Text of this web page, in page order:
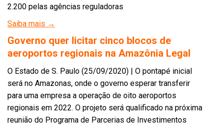
2.200 pelas agências reguladoras
Saiba mais →
Governo quer licitar cinco blocos de
aeroportos regionais na Amazônia Legal
O Estado de S. Paulo (25/09/2020) | O pontapé inicial
será no Amazonas, onde o governo esperar transferir
para uma empresa a operação de oito aeroportos
regionais em 2022. O projeto será qualificado na próxima
reunião do Programa de Parcerias de Investimentos